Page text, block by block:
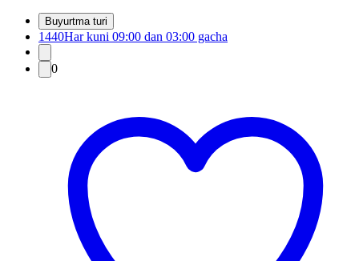
Buyurtma turi
1440Har kuni 09:00 dan 03:00 gacha
0